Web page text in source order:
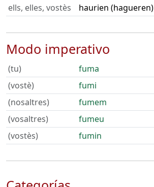
ells, elles, vostès
haurien (hagueren)
Modo imperativo
(tu)
fuma
(vostè)
fumi
(nosaltres)
fumem
(vosaltres)
fumeu
(vostès)
fumin